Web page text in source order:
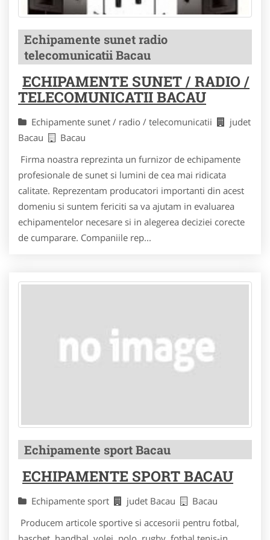
Echipamente sunet radio
telecomunicatii Bacau
ECHIPAMENTE SUNET / RADIO /
TELECOMUNICATII BACAU
Echipamente sunet / radio / telecomunicatii
judet
Bacau
Bacau
Firma noastra reprezinta un furnizor de echipamente
profesionale de sunet si lumini de cea mai ridicata
calitate. Reprezentam producatori importanti din acest
domeniu si suntem fericiti sa va ajutam in evaluarea
echipamentelor necesare si in alegerea deciziei corecte
de cumparare. Companiile rep...
Echipamente sport Bacau
ECHIPAMENTE SPORT BACAU
Echipamente sport judet Bacau
Bacau
Producem articole sportive si accesorii pentru fotbal,